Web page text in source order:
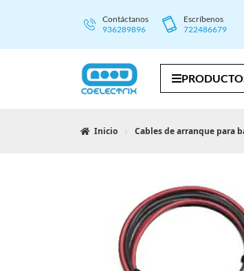
Contáctanos
936289896
Escríbenos
722486679
Inicio Cables de arranque para